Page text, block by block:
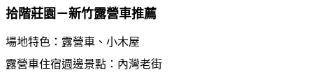
拾階莊園－新竹露營車推薦
場地特色：露營車、小木屋
露營車住宿週邊景點：內灣老街